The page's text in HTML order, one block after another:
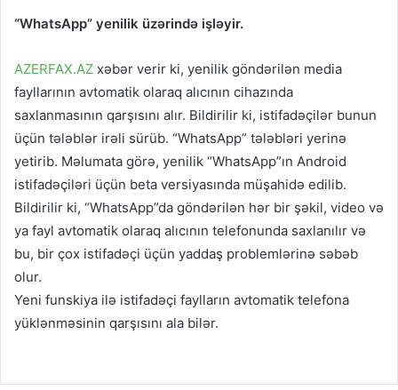
“WhatsApp” yenilik üzərində işləyir.
AZERFAX.AZ xəbər verir ki, yenilik göndərilən media
fayllarının avtomatik olaraq alıcının cihazında
saxlanmasının qarşısını alır. Bildirilir ki, istifadəçilər bunun
üçün tələblər irəli sürüb. “WhatsApp” tələbləri yerinə
yetirib. Məlumata görə, yenilik “WhatsApp”ın Android
istifadəçiləri üçün beta versiyasında müşahidə edilib.
Bildirilir ki, “WhatsApp”da göndərilən hər bir şəkil, video və
ya fayl avtomatik olaraq alıcının telefonunda saxlanılır və
bu, bir çox istifadəçi üçün yaddaş problemlərinə səbəb
olur.
Yeni funskiya ilə istifadəçi faylların avtomatik telefona
yüklənməsinin qarşısını ala bilər.